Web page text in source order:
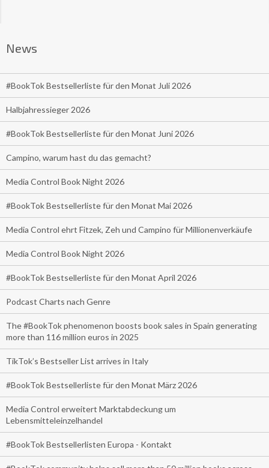
News
#BookTok Bestsellerliste für den Monat Juli 2026
Halbjahressieger 2026
#BookTok Bestsellerliste für den Monat Juni 2026
Campino, warum hast du das gemacht?
Media Control Book Night 2026
#BookTok Bestsellerliste für den Monat Mai 2026
Media Control ehrt Fitzek, Zeh und Campino für Millionenverkäufe
Media Control Book Night 2026
#BookTok Bestsellerliste für den Monat April 2026
Podcast Charts nach Genre
The #BookTok phenomenon boosts book sales in Spain generating
more than 116 million euros in 2025
TikTok’s Bestseller List arrives in Italy
#BookTok Bestsellerliste für den Monat März 2026
Media Control erweitert Marktabdeckung um
Lebensmitteleinzelhandel
#BookTok Bestsellerlisten Europa - Kontakt